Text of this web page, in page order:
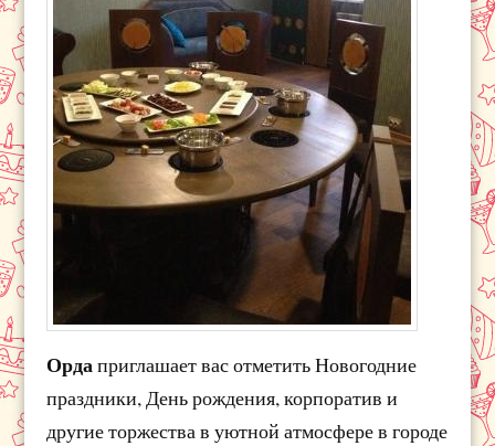
Ордаприглашает вас отметить Новогодние
праздники, День рождения, корпоратив и
другие торжества в уютной атмосфере в городе